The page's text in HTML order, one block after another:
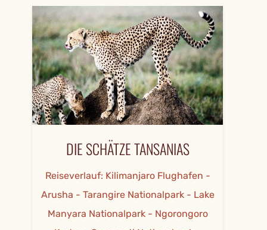
DIE SCHÄTZE TANSANIAS
Reiseverlauf: Kilimanjaro Flughafen -
Arusha - Tarangire Nationalpark - Lake
Manyara Nationalpark - Ngorongoro